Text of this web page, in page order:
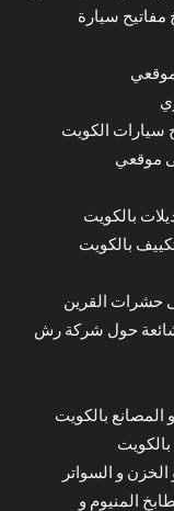
مفاتيح سيارة
سيارات الكويت
بالكويت
بالكويت
حشرات القرين
شائعة حول شركة رش
المصانع بالكويت
و السواتر
المنيوم و